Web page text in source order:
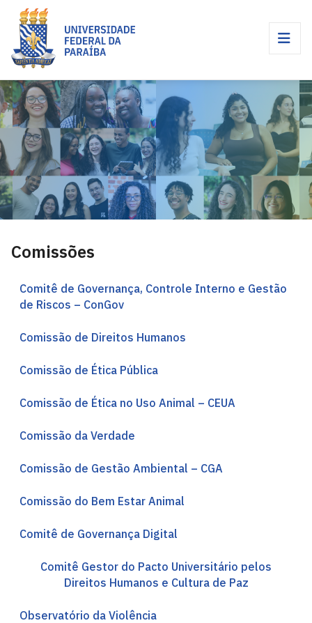
Comissões
Comitê de Governança, Controle Interno e Gestão
de Riscos – ConGov
Comissão de Direitos Humanos
Comissão de Ética Pública
Comissão de Ética no Uso Animal – CEUA
Comissão da Verdade
Comissão de Gestão Ambiental – CGA
Comissão do Bem Estar Animal
Comitê de Governança Digital
Comitê Gestor do Pacto Universitário pelos
Direitos Humanos e Cultura de Paz
Observatório da Violência